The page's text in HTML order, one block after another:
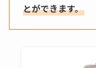
とができます。